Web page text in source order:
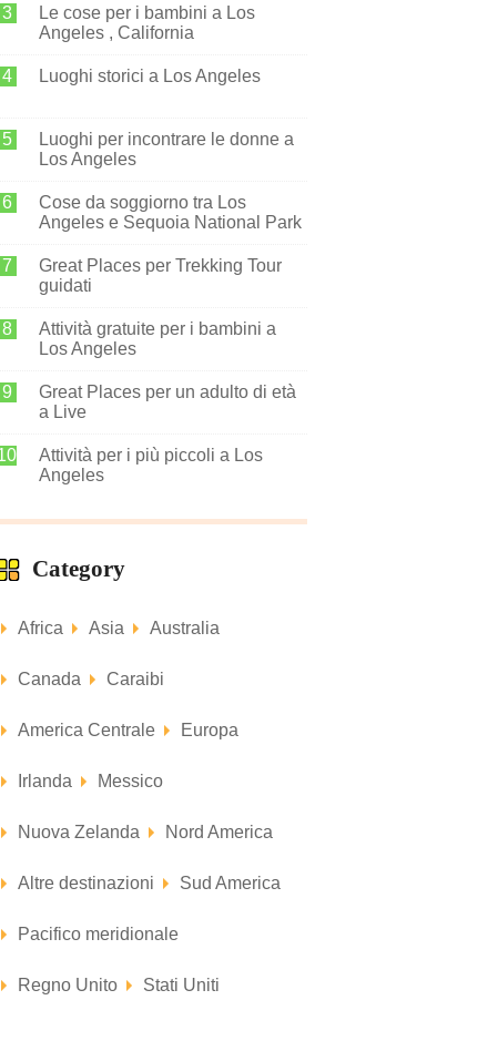
Le cose per i bambini a Los
Angeles , California
Luoghi storici a Los Angeles
Luoghi per incontrare le donne a
Los Angeles
Cose da soggiorno tra Los
Angeles e Sequoia National Park
Great Places per Trekking Tour
guidati
Attività gratuite per i bambini a
Los Angeles
Great Places per un adulto di età
a Live
Attività per i più piccoli a Los
Angeles
Category
Africa Asia Australia
Canada Caraibi
America Centrale Europa
Irlanda Messico
Nuova Zelanda Nord America
Altre destinazioni Sud America
Pacifico meridionale
Regno Unito Stati Uniti